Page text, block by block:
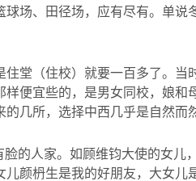
场、田径场，应有尽有。单说
堂（住校）就要一百多了。当
便宜些的，是男女同校，娘和
几所，选择中西几乎是自然而
的人家。如顾维钧大使的女儿
颜枬生是我的好朋友，大女儿